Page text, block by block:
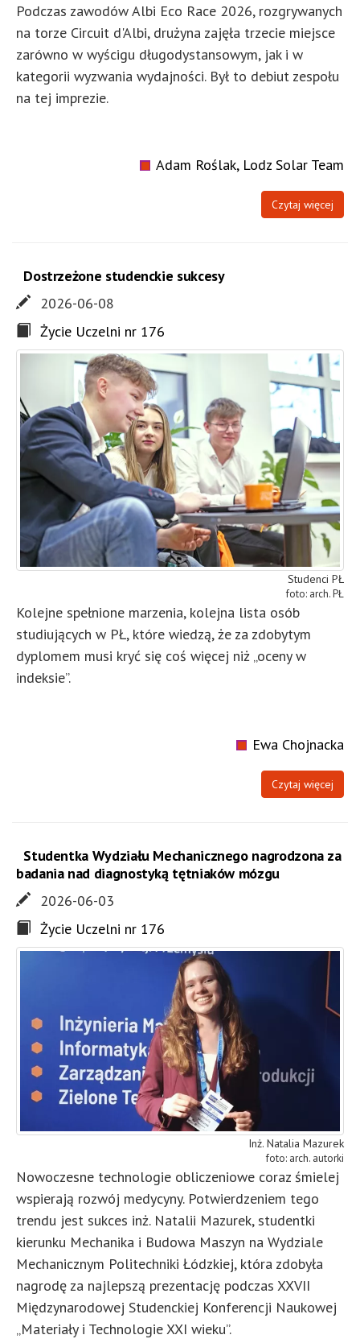
Podczas zawodów Albi Eco Race 2026, rozgrywanych
na torze Circuit d'Albi, drużyna zajęła trzecie miejsce
zarówno w wyścigu długodystansowym, jak i w
kategorii wyzwania wydajności. Był to debiut zespołu
na tej imprezie.
Adam Roślak, Lodz Solar Team
Czytaj więcej
Dostrzeżone studenckie sukcesy
2026-06-08
Życie Uczelni nr 176
Studenci PŁ
arch. PŁ
Kolejne spełnione marzenia, kolejna lista osób
studiujących w PŁ, które wiedzą, że za zdobytym
dyplomem musi kryć się coś więcej niż „oceny w
indeksie”.
Ewa Chojnacka
Czytaj więcej
Studentka Wydziału Mechanicznego nagrodzona za
badania nad diagnostyką tętniaków mózgu
2026-06-03
Życie Uczelni nr 176
Inż. Natalia Mazurek
arch. autorki
Nowoczesne technologie obliczeniowe coraz śmielej
wspierają rozwój medycyny. Potwierdzeniem tego
trendu jest sukces inż. Natalii Mazurek, studentki
kierunku Mechanika i Budowa Maszyn na Wydziale
Mechanicznym Politechniki Łódzkiej, która zdobyła
nagrodę za najlepszą prezentację podczas XXVII
Międzynarodowej Studenckiej Konferencji Naukowej
„Materiały i Technologie XXI wieku”.